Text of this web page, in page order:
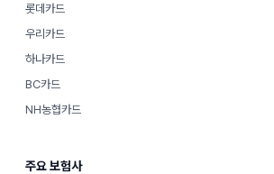
롯데카드
우리카드
하나카드
BC카드
NH농협카드
주요 보험사